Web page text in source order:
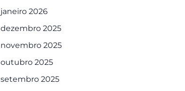
janeiro 2026
dezembro 2025
novembro 2025
outubro 2025
setembro 2025